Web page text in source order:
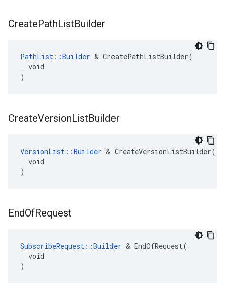
CreatePathListBuilder
PathList::Builder & CreatePathListBuilder(
  void
)
CreateVersionListBuilder
VersionList::Builder & CreateVersionListBuilder(
  void
)
EndOfRequest
SubscribeRequest::Builder & EndOfRequest(
  void
)